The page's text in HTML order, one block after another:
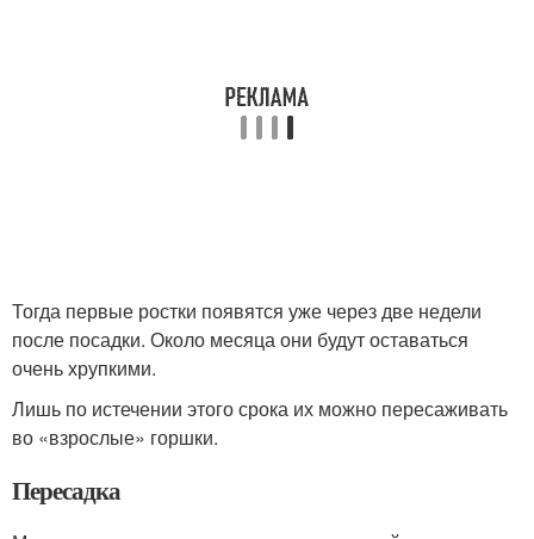
Тогда первые ростки появятся уже через две недели
после посадки. Около месяца они будут оставаться
очень хрупкими.
Лишь по истечении этого срока их можно пересаживать
во «взрослые» горшки.
Пересадка